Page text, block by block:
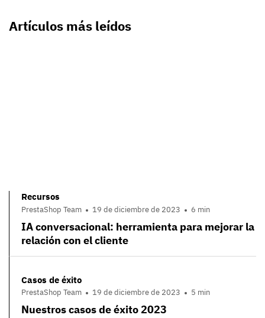
Artículos más leídos
Recursos
PrestaShop Team 19 de diciembre de 2023 6 min
IA conversacional: herramienta para mejorar la
relación con el cliente
Casos de éxito
PrestaShop Team 19 de diciembre de 2023 5 min
Nuestros casos de éxito 2023